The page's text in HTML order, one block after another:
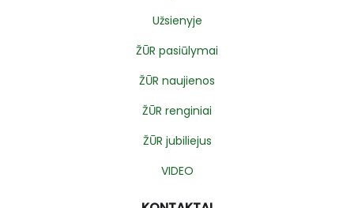
Užsienyje
ŽŪR pasiūlymai
ŽŪR naujienos
ŽŪR renginiai
ŽŪR jubiliejus
VIDEO